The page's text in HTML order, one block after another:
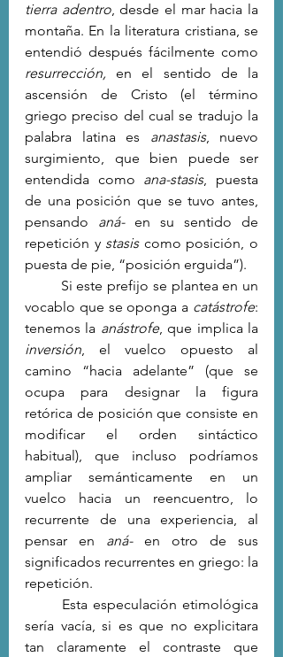
tierra adentro, desde el mar hacia la
montaña. En la literatura cristiana, se
resurrección, en el sentido de la
ascensión de Cristo (el término
griego preciso del cual se tradujo la
palabra latina es anastasis, nuevo
surgimiento, que bien puede ser
entendida como ana-stasis, puesta
de una posición que se tuvo antes,
pensando aná- en su sentido de
repetición y stasis como posición, o
puesta de pie, “posición erguida”).
vocablo que se oponga a catástrofe:
tenemos la anástrofe
inversión, el vuelco opuesto al
camino “hacia adelante” (que se
ocupa para designar la figura
retórica de posición que consiste en
modificar el orden sintáctico
habitual), que incluso podríamos
ampliar semánticamente en un
vuelco hacia un reencuentro, lo
recurrente de una experiencia, al
pensar en aná- en otro de sus
significados recurrentes en griego: la
repetición.
sería vacía, si es que no explicitara
tan claramente el contraste que